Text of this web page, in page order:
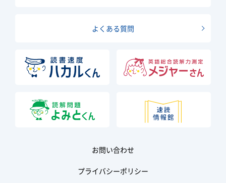
よくある質問
お問い合わせ
プライバシーポリシー